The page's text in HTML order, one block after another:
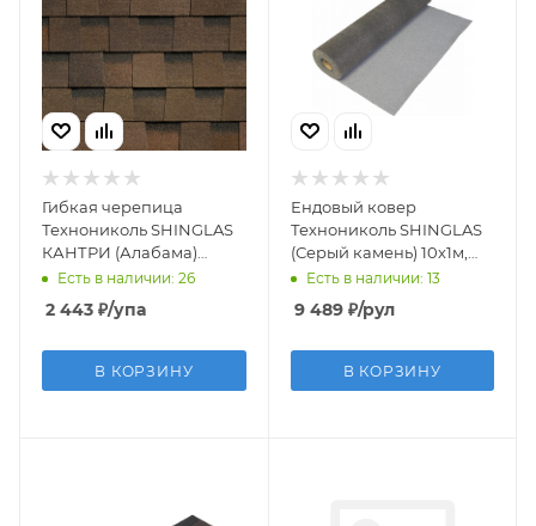
Гибкая черепица
Технониколь SHINGLAS
КАНТРИ (Алабама)
двуслойная
Есть в наличии: 26
2 443 ₽/упа
В КОРЗИНУ
Ендовый ковер
Технониколь SHINGLAS
(Серый камень) 10х1м,
рулон
Есть в наличии: 13
9 489₽/рул
В КОРЗИНУ